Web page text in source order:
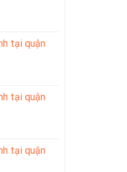
tại quận
tại quận
tại quận